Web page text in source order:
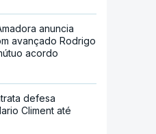
anuncia
avançado Rodrigo
acordo
defesa
Climent até